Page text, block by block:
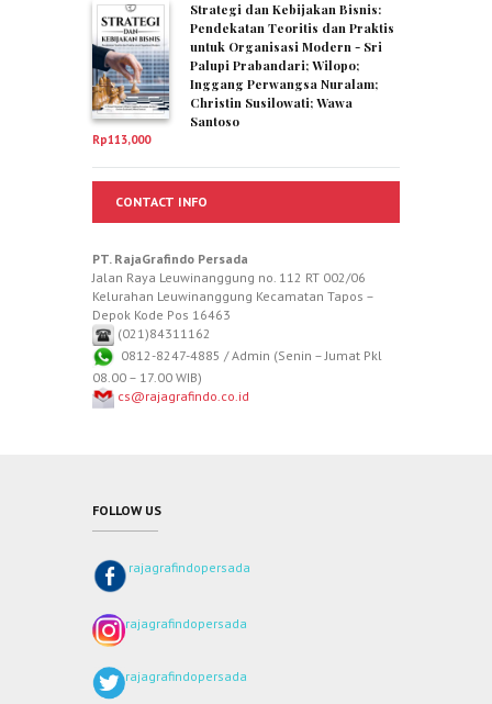
Strategi dan Kebijakan Bisnis:
Pendekatan Teoritis dan Praktis
untuk Organisasi Modern - Sri
Palupi Prabandari; Wilopo;
Inggang Perwangsa Nuralam;
Christin Susilowati; Wawa
Santoso
Rp113,000
CONTACT INFO
PT. RajaGrafindo Persada
Jalan Raya Leuwinanggung no. 112 RT 002/06
Kelurahan Leuwinanggung Kecamatan Tapos –
Depok Kode Pos 16463
(021)84311162
0812-8247-4885 / Admin (Senin – Jumat Pkl
08.00 – 17.00 WIB)
cs@rajagrafindo.co.id
FOLLOW US
rajagrafindopersada
rajagrafindopersada
rajagrafindopersada